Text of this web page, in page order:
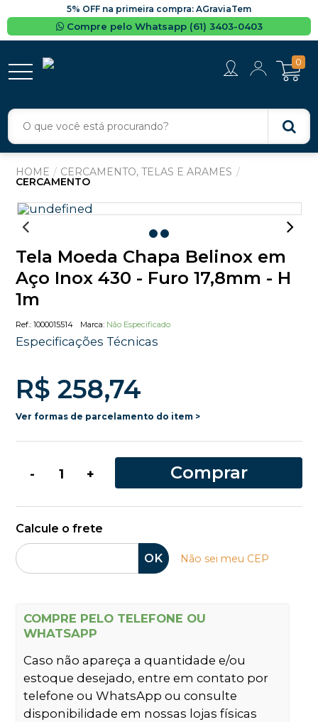
5% OFF na primeira compra: AGraviaTem
Compre pelo Whatsapp (61) 3403-0403
0
CERCAMENTO, TELAS E ARAMES
CERCAMENTO
Tela Moeda Chapa Belinox em
Aço Inox 430 - Furo 17,8mm - H
1m
1000015514 Não Especificado
Especificações Técnicas
R$ 258,74
Ver formas de parcelamento do item >
- + Comprar
Calcule o frete
OK Não sei meu CEP
COMPRE PELO TELEFONE OU
WHATSAPP
Caso não apareça a quantidade e/ou
estoque desejado, entre em contato por
telefone ou WhatsApp ou consulte
disponibilidade em nossas lojas físicas